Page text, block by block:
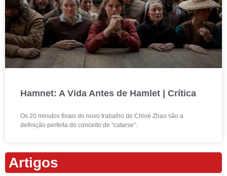
Hamnet: A Vida Antes de Hamlet | Crítica
Os 20 minutos finais do novo trabalho de Chloé Zhao são a
definição perfeita do conceito de “catarse”.
Artigos